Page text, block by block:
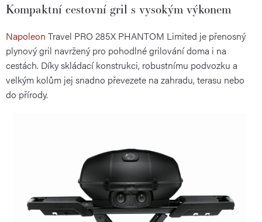
Kompaktní cestovní gril s vysokým výkonem
Napoleon Travel PRO 285X PHANTOM Limited je přenosný
plynový gril navržený pro pohodlné grilování doma i na
cestách. Díky skládací konstrukci, robustnímu podvozku a
velkým kolům jej snadno převezete na zahradu, terasu nebo
do přírody.